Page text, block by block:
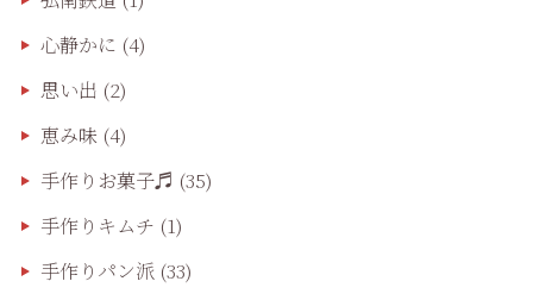
心静かに (4)
思い出 (2)
恵み味(4)
手作りお菓子♬ (35)
手作りキムチ (1)
手作りパン派 (33)